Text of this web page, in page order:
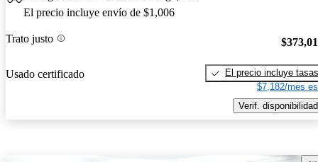
El precio incluye envío de $1,006
Trato justo
Usado certificado
El precio incluye tasas
$7,182/mes
Verif. disponibilidad